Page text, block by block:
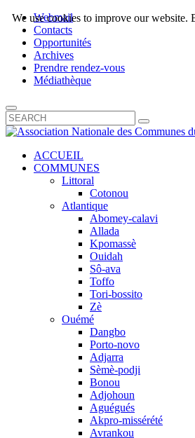
Webmail
Contacts
Opportunités
Archives
Prendre rendez-vous
Médiathèque
ACCUEIL
COMMUNES
Littoral
Cotonou
Atlantique
Abomey-calavi
Allada
Kpomassè
Ouidah
Sô-ava
Toffo
Tori-bossito
Zè
Ouémé
Dangbo
Porto-novo
Adjarra
Sèmè-podji
Bonou
Adjohoun
Aguégués
Akpro-missérété
Avrankou
We use cookies to improve our